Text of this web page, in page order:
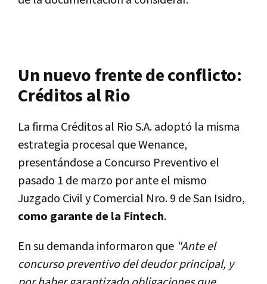
Un nuevo frente de conflicto:
Créditos al Rio
La firma Créditos al Rio S.A. adoptó la misma
estrategia procesal que Wenance,
presentándose a Concurso Preventivo el
pasado 1 de marzo por ante el mismo
Juzgado Civil y Comercial Nro. 9 de San Isidro,
como garante de la Fintech.
En su demanda informaron que "Ante el
concurso preventivo del deudor principal, y